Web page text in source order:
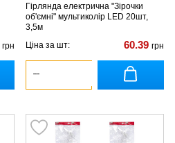
грн
Гірлянда електрична "Зірочки
об'ємні" мультиколір LED 20шт,
3,5м
Ціна за шт:
60.39 грн